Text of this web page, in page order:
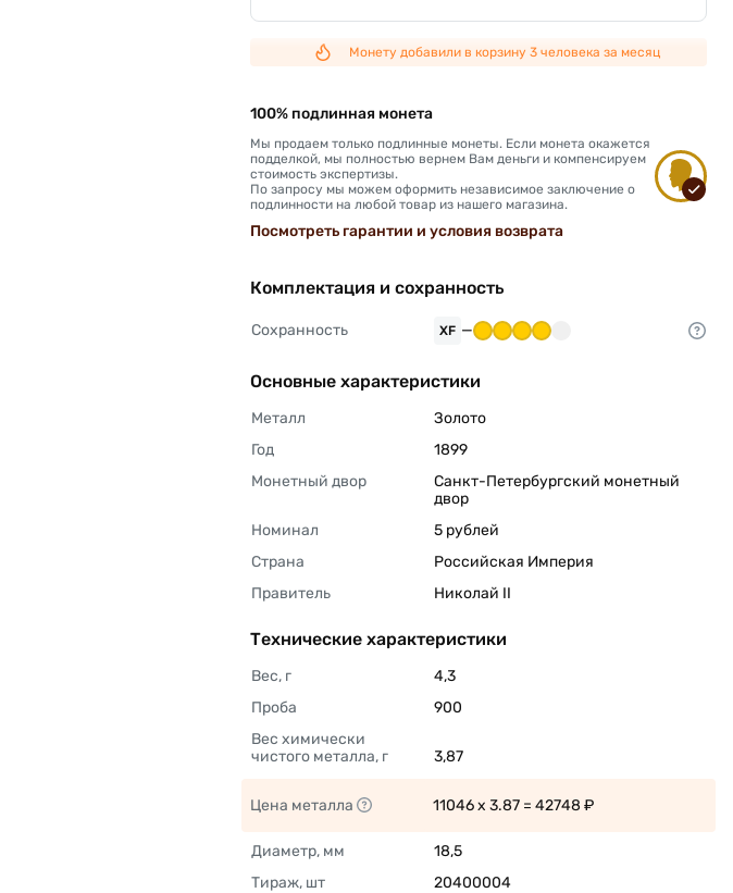
Монету добавили в корзину 3 человека за месяц
100% подлинная монета
Мы продаем только подлинные монеты. Если монета окажется
подделкой, мы полностью вернем Вам деньги и компенсируем
стоимость экспертизы.
По запросу мы можем оформить независимое заключение о
подлинности на любой товар из нашего магазина.
Посмотреть гарантии и условия возврата
Комплектация и сохранность
Сохранность XF —
Основные характеристики
Металл
Золото
Год
1899
Монетный двор
Санкт-Петербургский монетный
двор
Номинал
5 рублей
Страна
Российская Империя
Правитель
Николай II
Технические характеристики
Вес, г
4,3
Проба
900
Вес химически
чистого металла, г
3,87
Цена металла 11046 x 3.87 = 42748 ₽
Диаметр, мм
18,5
Тираж, шт
20400004